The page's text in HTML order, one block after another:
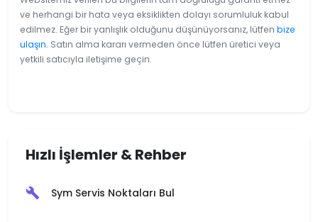
ve herhangi bir hata veya eksiklikten dolayı sorumluluk kabul
edilmez. Eğer bir yanlışlık olduğunu düşünüyorsanız, lütfen bize
ulaşın. Satın alma kararı vermeden önce lütfen üretici veya
yetkili satıcıyla iletişime geçin.
Hızlı İşlemler & Rehber
build Sym Servis Noktaları Bul